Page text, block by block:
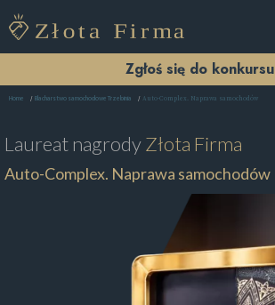
Zgłoś się do konkursu
Home Blacharstwo samochodowe Trzebinia Auto-Complex. Naprawa samochodów
Laureat nagrodyZłota Firma
Auto-Complex. Naprawa samochodów